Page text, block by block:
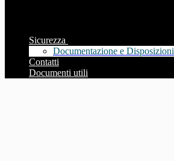
Sicurezza
Documentazione e Disposizioni
Contatti
Documenti utili